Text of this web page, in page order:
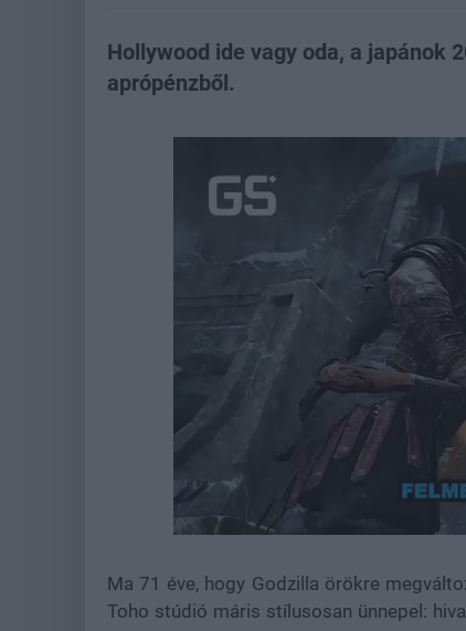
Hollywood ide vagy oda, a japánok
aprópénzből.
Unmute
21.86%
Ma 71 éve, hogy Godzilla örökre
Toho stúdió máris stílusosan ünnepel: